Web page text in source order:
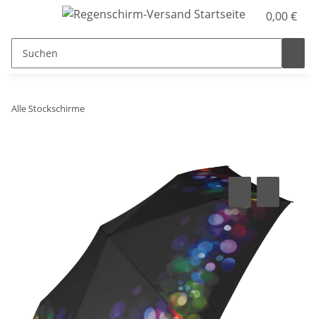
0,00 €
Alle Stockschirme